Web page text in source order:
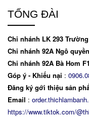
TỔNG ĐÀI
Chi nhánh LK 293
Chi nhánh 92A Ngô
Chi nhánh 92A Bà Hom
Góp ý - Khiếu nại :
Đăng ký gới thiệu sản
Email :
https://www.tiktok.com/